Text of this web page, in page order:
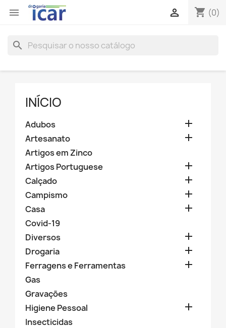
 shopping_cart (0)

search
INÍCIO
Adubos 
Artesanato 
Artigos em Zinco
Artigos Portuguese

Calçado 
Campismo 
Casa 
Covid-19
Diversos

Drogaria 
Ferragens e Ferramentas 
Gas
Gravações
Higiene Pessoal

Insecticidas